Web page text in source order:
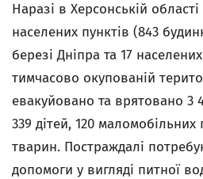
Наразі в Херсонській
населених пунктів (843
березі Дніпра та 17
тимчасово окупованій
евакуйовано та врятовано 3
339 дітей, 120
тварин. Постраждалі
допомоги у вигляді питної